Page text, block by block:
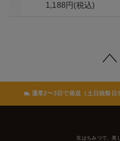
1,188円 (税込)
通常2〜3日で発送（土日祝祭日
生はちみつで、美